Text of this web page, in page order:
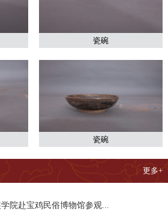
瓷碗
瓷碗
更多+
院赴宝鸡民俗博物馆参观...